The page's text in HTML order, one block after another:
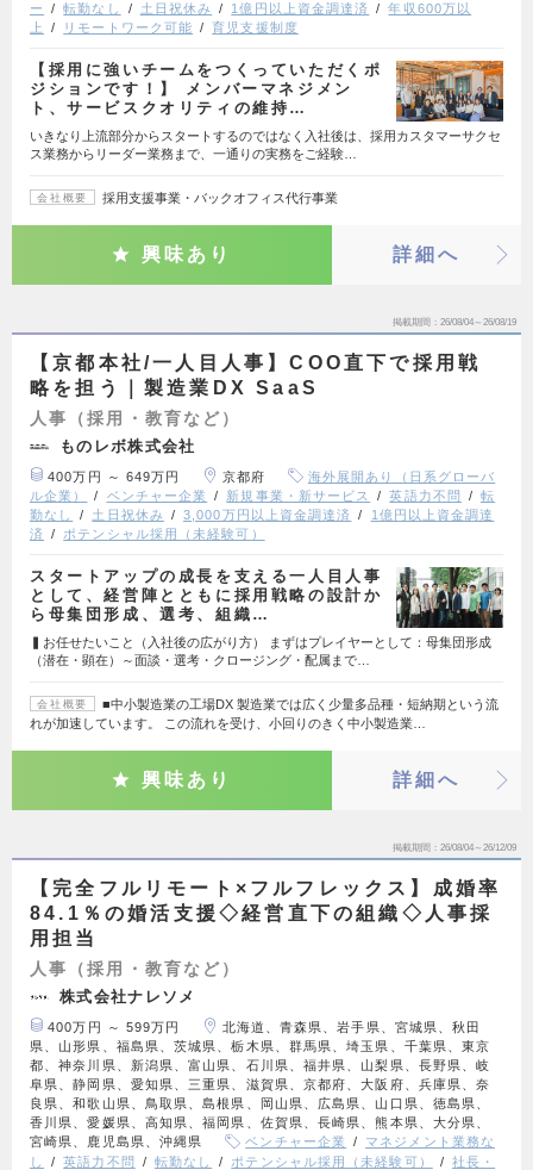
ー
転勤なし 土日祝休み 1億円以上資金調達済
年収600万以
上
リモートワーク可能 育児支援制度
【採用に強いチームをつくっていただくポ
ジションです！】 メンバーマネジメン
ト、サービスクオリティの維持…
いきなり上流部分からスタートするのではなく入社後は、採用カスタマーサクセ
ス業務からリーダー業務まで、一通りの実務をご経験…
会社概要 採用支援事業・バックオフィス代行事業
興味あり 詳細へ
掲載期間 26/08/04～26/08/19
【京都本社/一人目人事】COO直下で採用戦
略を担う｜製造業DX SaaS
人事（採用・教育など）
ものレボ株式会社
400万円 ～ 649万円 京都府
海外展開あり（日系グローバ
ル企業）
ベンチャー企業 新規事業・新サービス 英語力不問
転
勤なし
土日祝休み 3,000万円以上資金調達済
1億円以上資金調達
済
ポテンシャル採用（未経験可）
スタートアップの成長を支える一人目人事
として、経営陣とともに採用戦略の設計か
ら母集団形成、選考、組織…
▍お任せたいこと（入社後の広がり方） まずはプレイヤーとして：母集団形成
（潜在・顕在）～面談・選考・クロージング・配属まで…
会社概要
■中小製造業の工場DX 製造業では広く少量多品種・短納期という流
れが加速しています。 この流れを受け、小回りのきく中小製造業…
興味あり 詳細へ
掲載期間 26/08/04～26/12/09
【完全フルリモート×フルフレックス】成婚率
84.1％の婚活支援◇経営直下の組織◇人事採
用担当
人事（採用・教育など）
株式会社ナレソメ
400万円 ～ 599万円
北海道、青森県、岩手県、宮城県、秋田
県、山形県、福島県、茨城県、栃木県、群馬県、埼玉県、千葉県、東京
都、神奈川県、新潟県、富山県、石川県、福井県、山梨県、長野県、岐
阜県、静岡県、愛知県、三重県、滋賀県、京都府、大阪府、兵庫県、奈
良県、和歌山県、鳥取県、島根県、岡山県、広島県、山口県、徳島県、
香川県、愛媛県、高知県、福岡県、佐賀県、長崎県、熊本県、大分県、
宮崎県、鹿児島県、沖縄県
ベンチャー企業
マネジメント業務な
し
英語力不問 転勤なし ポテンシャル採用（未経験可）
社長・